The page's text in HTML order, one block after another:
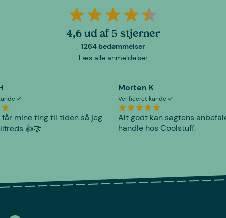
4,6 ud af 5 stjerner
1264 bedømmelser
Læs alle anmeldelser
får mine ting til tiden så jeg
👍🤝
Morten K
Verificeret kunde
Alt godt kan sagtens
handle hos Coolstuff.